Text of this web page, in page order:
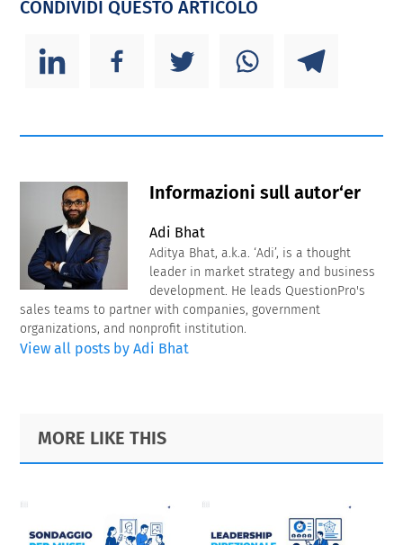
CONDIVIDI QUESTO ARTICOLO
Informazioni sull autor‘er
Adi Bhat
Aditya Bhat, a.k.a. ‘Adi’, is a thought
leader in market strategy and business
development. He leads QuestionPro's
sales teams to partner with companies, government
organizations, and nonprofit institution.
View all posts by Adi Bhat
Primary
Sidebar
Footer
MORE LIKE THIS